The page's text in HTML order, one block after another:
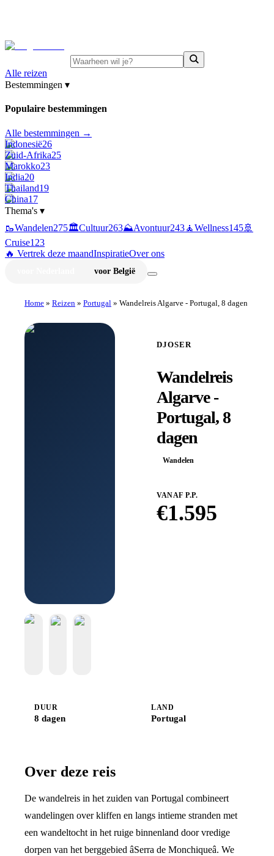
Alle reizen
Bestemmingen ▾
Populaire bestemmingen
Alle bestemmingen →
Indonesië26
Zuid-Afrika25
Marokko23
India20
Thailand19
China17
Thema's ▾
🥾Wandelen275🏛️Cultuur263⛰️Avontuur243🧘Wellness145🚢
Cruise123
🔥 Vertrek deze maandInspiratieOver ons
voor België
Home » Reizen » Portugal » Wandelreis Algarve - Portugal, 8 dagen
DJOSER
Wandelreis
Algarve -
Portugal, 8
dagen
Wandelen
VANAF P.P.
€1.595
DUUR
8 dagen
LAND
Portugal
Over deze reis
De wandelreis in het zuiden van Portugal combineert
wandelingen over kliffen en langs intieme stranden met
een wandeltocht in het ruige binnenland door vredige
dorpen van het berggebied âSerra de Monchiqueâ. We